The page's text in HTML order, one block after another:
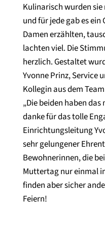
Kulinarisch wurden
und für jede gab es ein
Damen erzählten,
lachten viel. Die
herzlich. Gestaltet
Yvonne Prinz, Service
Kollegin aus dem
„Die beiden haben
danke für das tolle
Einrichtungsleitung
sehr gelungener
Bewohnerinnen, die
Muttertag nur einmal
finden aber sicher
Feiern!